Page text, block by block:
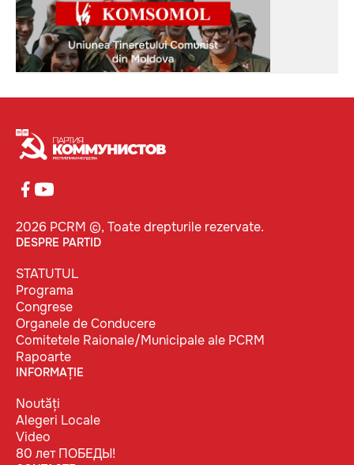
2026 PCRM ©, Toate drepturile rezervate.
DESPRE PARTID
STATUTUL
Programa
Congrese
Organele de Conducere
Comitetele Raionale/Municipale ale PCRM
Rapoarte
INFORMAȚIE
Noutăți
Alegeri Locale
Video
80 лет ПОБЕДЫ!